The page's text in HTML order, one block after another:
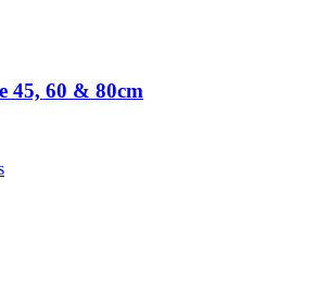
45, 60 & 80cm